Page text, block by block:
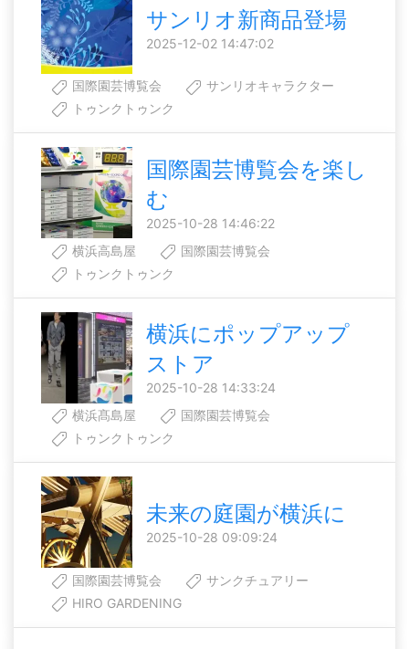
サンリオ新商品登場
2025-12-02 14:47:02
国際園芸博覧会
サンリオキャラクター
トゥンクトゥンク
国際園芸博覧会を楽し
む
2025-10-28 14:46:22
横浜高島屋
国際園芸博覧会
トゥンクトゥンク
横浜にポップアップ
ストア
2025-10-28 14:33:24
横浜髙島屋
国際園芸博覧会
トゥンクトゥンク
未来の庭園が横浜に
2025-10-28 09:09:24
国際園芸博覧会
サンクチュアリー
HIRO GARDENING